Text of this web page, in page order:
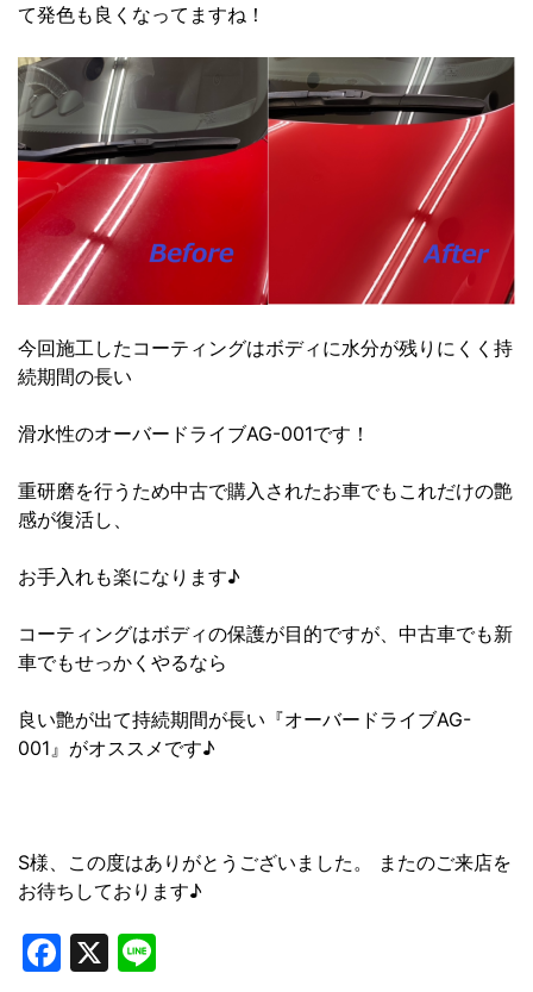
て発色も良くなってますね！
今回施工したコーティングはボディに水分が残りにくく持
続期間の長い
滑水性のオーバードライブAG-001です！
重研磨を行うため中古で購入されたお車でもこれだけの艶
感が復活し、
お手入れも楽になります♪
コーティングはボディの保護が目的ですが、中古車でも新
車でもせっかくやるなら
良い艶が出て持続期間が長い『オーバードライブAG-
001』がオススメです♪
S様、この度はありがとうございました。 またのご来店を
お待ちしております♪
Facebook
X